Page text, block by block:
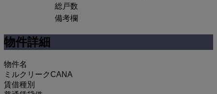
総戸数
備考欄
物件詳細
物件名
ミルクリークCANA
賃借種別